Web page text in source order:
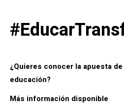
¿Quieres conocer la apuesta
educación?
Más información disponible